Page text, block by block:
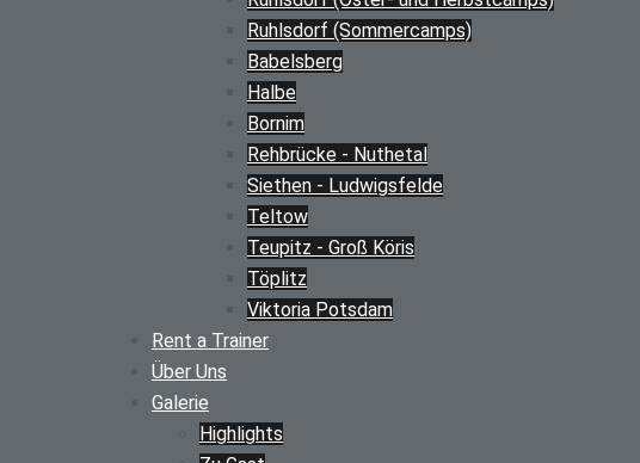
Ruhlsdorf (Sommercamps)
Babelsberg
Halbe
Bornim
Rehbrücke - Nuthetal
Siethen - Ludwigsfelde
Teltow
Teupitz - Groß Köris
Töplitz
Viktoria Potsdam
Rent a Trainer
Über Uns
Galerie
Highlights